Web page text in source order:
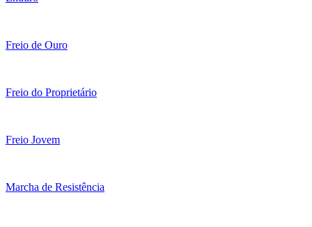
Freio de Ouro
Freio do Proprietário
Freio Jovem
Marcha de Resistência